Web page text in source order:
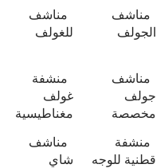
مناشف
الجولف
مناشف
للغولف
مناشف
جولف
مخصصة
منشفة
غولف
مغناطيسية
منشفة
قطنية للوجه
مناشف
شاي